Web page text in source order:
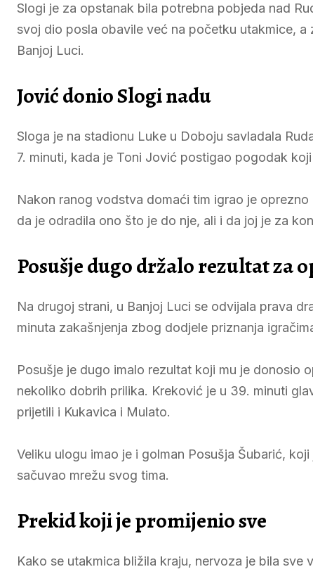
Slogi je za opstanak bila potrebna pobjeda nad
svoj dio posla obavile već na početku utakmice,
Banjoj Luci.
Jović donio Slogi nadu
Sloga je na stadionu Luke u Doboju savladala
7. minuti, kada je Toni Jović postigao pogodak
Nakon ranog vodstva domaći tim igrao je
da je odradila ono što je do nje, ali i da joj je za
Posušje dugo držalo rezultat za
Na drugoj strani, u Banjoj Luci se odvijala prava
minuta zakašnjenja zbog dodjele priznanja
Posušje je dugo imalo rezultat koji mu je donosio
nekoliko dobrih prilika. Kreković je u 39. minuti
prijetili i Kukavica i Mulato.
Veliku ulogu imao je i golman Posušja Šubarić,
sačuvao mrežu svog tima.
Prekid koji je promijenio sve
Kako se utakmica bližila kraju, nervoza je bila sve